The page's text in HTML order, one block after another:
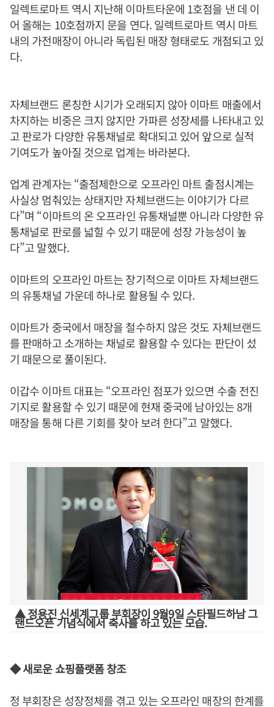
일렉트로마트 역시 지난해 이마트타운에 1호점을 낸 데 이
어 올해는 10호점까지 문을 연다. 일렉트로마트 역시 마트
내의 가전매장이 아니라 독립된 매장 형태로도 개점되고 있
다.
자체브랜드 론칭한 시기가 오래되지 않아 이마트 매출에서
차지하는 비중은 크지 않지만 가파른 성장세를 나타내고 있
고 판로가 다양한 유통채널로 확대되고 있어 앞으로 실적
기여도가 높아질 것으로 업계는 바라본다.
업계 관계자는 “출점제한으로 오프라인 마트 출점시계는
사실상 멈춰있는 상태지만 자체브랜드는 이야기가 다르
다”며 “이마트의 온 오프라인 유통채널뿐 아니라 다양한 유
통채널로 판로를 넓힐 수 있기 때문에 성장 가능성이 높
다”고 말했다.
이마트의 오프라인 마트는 장기적으로 이마트 자체브랜드
의 유통채널 가운데 하나로 활용될 수 있다.
이마트가 중국에서 매장을 철수하지 않은 것도 자체브랜드
를 판매하고 소개하는 채널로 활용할 수 있다는 판단이 섰
기 때문으로 풀이된다.
이갑수 이마트 대표는 “오프라인 점포가 있으면 수출 전진
기지로 활용할 수 있기 때문에 현재 중국에 남아있는 8개
매장을 통해 다른 기회를 찾아 보려 한다”고 말했다.
▲ 정용진 신세계그룹 부회장이 9월9일 스타필드하남 그
랜드오픈 기념식에서 축사를 하고 있는 모습.
◆ 새로운 쇼핑플랫폼 창조
정 부회장은 성장정체를 겪고 있는 오프라인 매장의 한계를